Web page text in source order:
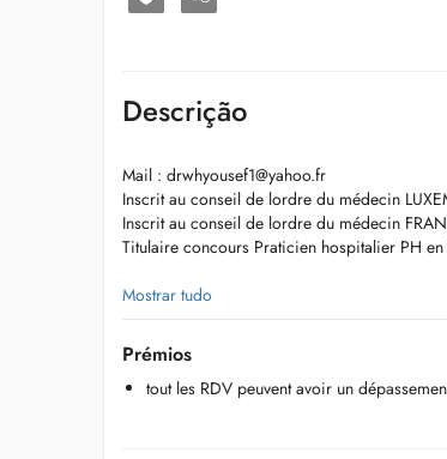
Descrição
Mail : drwhyousef1@yahoo.fr
Inscrit au conseil de lordre du médecin
Inscrit au conseil de lordre du médecin
Titulaire concours Praticien hospitalier PH
- Diplôme en AFS de STRASSBOURG en 2006.
- Diplôme en AFS AMIENS en 2009.
- Diplôme en AFSA de LYON en 2010.
Mostrar tudo
Prémios
tout les RDV peuvent avoir un